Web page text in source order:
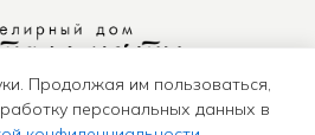
о защите ПД
Продолжая им пользоваться,
персональных данных в